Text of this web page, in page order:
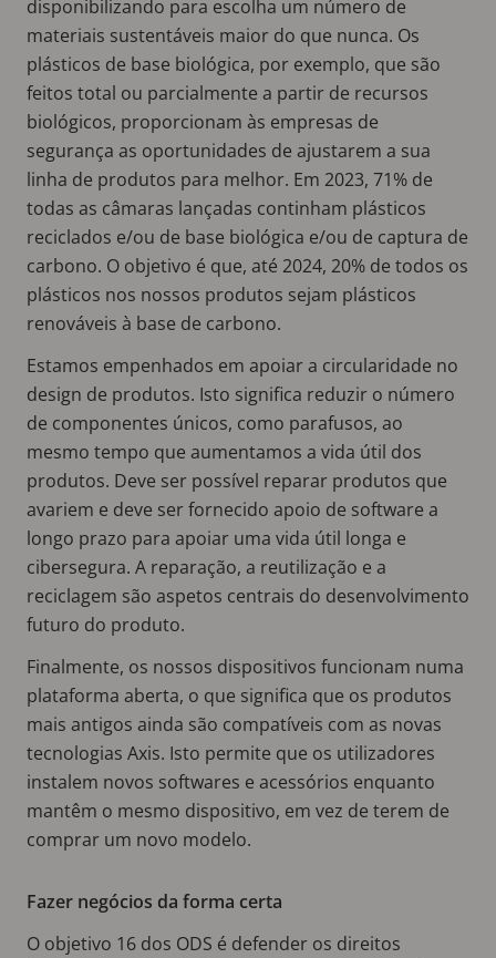
disponibilizando para escolha um número de
materiais sustentáveis maior do que nunca. Os
plásticos de base biológica, por exemplo, que são
feitos total ou parcialmente a partir de recursos
biológicos, proporcionam às empresas de
segurança as oportunidades de ajustarem a sua
linha de produtos para melhor. Em 2023, 71% de
todas as câmaras lançadas continham plásticos
reciclados e/ou de base biológica e/ou de captura de
carbono. O objetivo é que, até 2024, 20% de todos os
plásticos nos nossos produtos sejam plásticos
renováveis à base de carbono.
Estamos empenhados em apoiar a circularidade no
design de produtos. Isto significa reduzir o número
de componentes únicos, como parafusos, ao
mesmo tempo que aumentamos a vida útil dos
produtos. Deve ser possível reparar produtos que
avariem e deve ser fornecido apoio de software a
longo prazo para apoiar uma vida útil longa e
cibersegura. A reparação, a reutilização e a
reciclagem são aspetos centrais do desenvolvimento
futuro do produto.
Finalmente, os nossos dispositivos funcionam numa
plataforma aberta, o que significa que os produtos
mais antigos ainda são compatíveis com as novas
tecnologias Axis. Isto permite que os utilizadores
instalem novos softwares e acessórios enquanto
mantêm o mesmo dispositivo, em vez de terem de
comprar um novo modelo.
Fazer negócios da forma certa
O objetivo 16 dos ODS é defender os direitos